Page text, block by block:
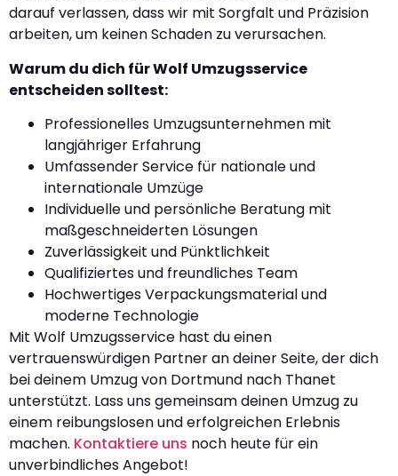
darauf verlassen, dass wir mit Sorgfalt und Präzision
arbeiten, um keinen Schaden zu verursachen.
Warum du dich für Wolf Umzugsservice
entscheiden solltest:
Professionelles Umzugsunternehmen mit
langjähriger Erfahrung
Umfassender Service für nationale und
internationale Umzüge
Individuelle und persönliche Beratung mit
maßgeschneiderten Lösungen
Zuverlässigkeit und Pünktlichkeit
Qualifiziertes und freundliches Team
Hochwertiges Verpackungsmaterial und
moderne Technologie
Mit Wolf Umzugsservice hast du einen
vertrauenswürdigen Partner an deiner Seite, der dich
bei deinem Umzug von Dortmund nach Thanet
unterstützt. Lass uns gemeinsam deinen Umzug zu
einem reibungslosen und erfolgreichen Erlebnis
machen. Kontaktiere uns noch heute für ein
unverbindliches Angebot!